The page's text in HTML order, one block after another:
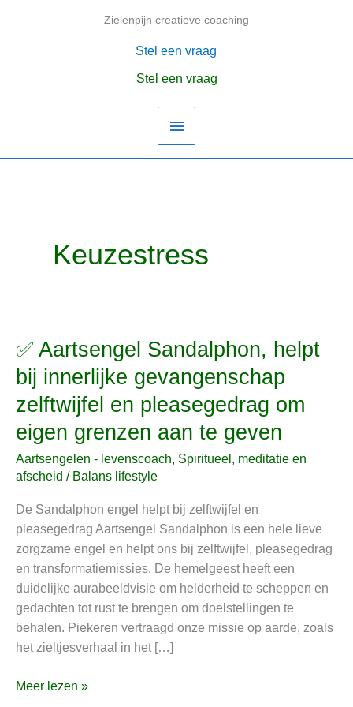
Zielenpijn creatieve coaching
Hoofdmenu
Stel een vraag
Stel een vraag
Keuzestress
✅ Aartsengel Sandalphon, helpt
bij innerlijke gevangenschap
zelftwijfel en pleasegedrag om
eigen grenzen aan te geven
Aartsengelen - levenscoach, Spiritueel, meditatie en
afscheid / Balans lifestyle
De Sandalphon engel helpt bij zelftwijfel en
pleasegedrag Aartsengel Sandalphon is een hele lieve
zorgzame engel en helpt ons bij zelftwijfel, pleasegedrag
en transformatiemissies. De hemelgeest heeft een
duidelijke aurabeeldvisie om helderheid te scheppen en
gedachten tot rust te brengen om doelstellingen te
behalen. Piekeren vertraagd onze missie op aarde, zoals
het zieltjesverhaal in het […]
✅
Sandalphon,
helpt
innerlijke
gevangenschap
zelftwijfel
en
pleasegedrag
eigen
grenzen
aan
te
geven
Meer lezen »